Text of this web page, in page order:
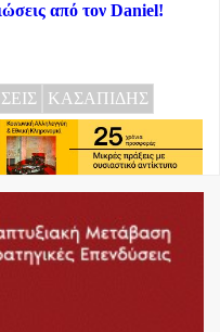
από τον Daniel!
ΚΑΣΑΠΙΔΗΣ